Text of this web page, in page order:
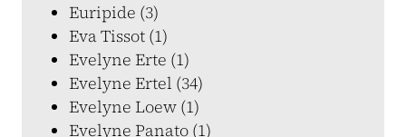
Euripide (3)
Eva Tissot (1)
Evelyne Erte (1)
Evelyne Ertel (34)
Evelyne Loew (1)
Evelyne Panato (1)